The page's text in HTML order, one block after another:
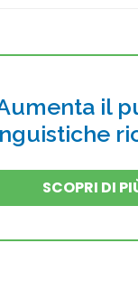
Aumenta il
SCOPRI DI